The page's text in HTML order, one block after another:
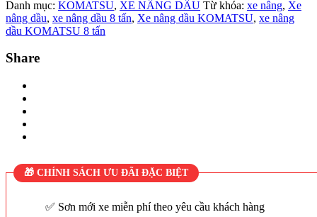
Danh mục: KOMATSU, XE NÂNG DẦU Từ khóa: xe nâng, Xe
nâng dầu, xe nâng dầu 8 tấn, Xe nâng dầu KOMATSU, xe nâng
dầu KOMATSU 8 tấn
Share
🎁 CHÍNH SÁCH ƯU ĐÃI ĐẶC BIỆT
Sơn mới xe miễn phí theo yêu cầu khách hàng